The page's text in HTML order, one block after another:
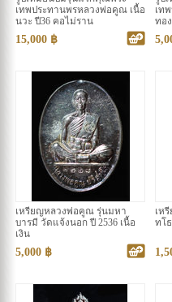
เทพประทานพรหลวงพ่อคูณ เนื้อ
นวะ ปี36 คอไม่ราน
15,000 ฿
เท
ทอ
ป่อง
เหรียญหลวงพ่อคูณ รุ่นมหา
บารมี วัดแจ้งนอก ปี 2536 เนื้อ
เงิน
5,000 ฿
เห
ทโธ